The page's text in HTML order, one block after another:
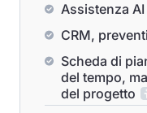
Assistenza
CRM,
Scheda di
del tempo,
del progetto